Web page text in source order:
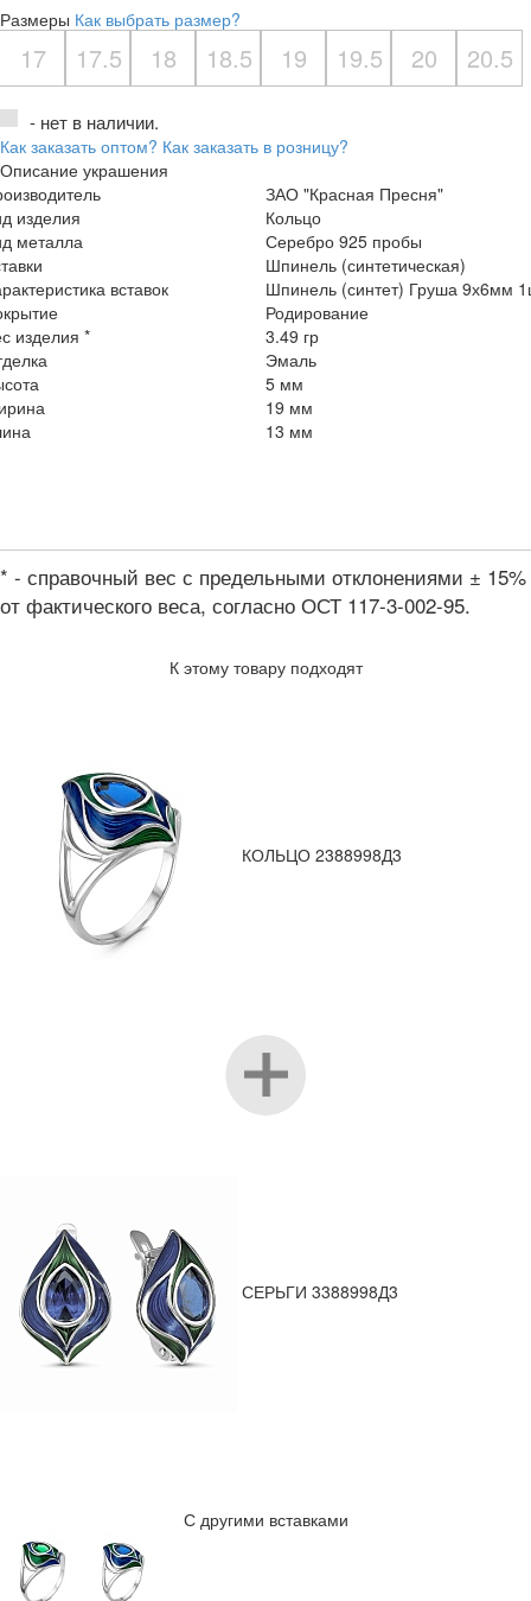
Размеры Как выбрать размер?
17 17.5 18 18.5 19 19.5 20 20.5
- нет в наличии.
Как заказать оптом? Как заказать в розницу?
Описание украшения
ЗАО "Красная Пресня"
изделия
Кольцо
металла
Серебро 925 пробы
Шпинель (синтетическая)
вставок
Шпинель (синтет) Груша 9х6мм
Родирование
изделия *
3.49 гр
Эмаль
5 мм
19 мм
13 мм
* - справочный вес с предельными отклонениями ± 15%
от фактического веса, согласно ОСТ 117-3-002-95.
К этому товару подходят
КОЛЬЦО 2388998Д3
СЕРЬГИ 3388998Д3
С другими вставками